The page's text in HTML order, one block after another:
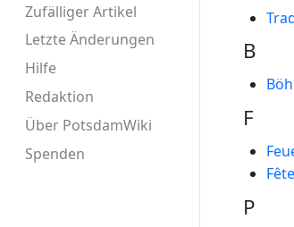
Zufälliger Artikel
Letzte Änderungen
Hilfe
Redaktion
Über PotsdamWiki
Spenden
B
F
P